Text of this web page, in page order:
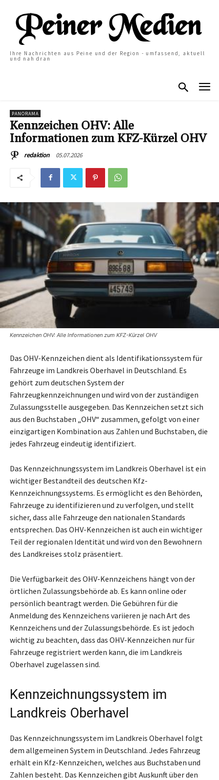
Ihre Nachrichten aus Peine und der Region - umfassend, aktuell
und nah dran
PANORAMA
Kennzeichen OHV: Alle
Informationen zum KFZ-Kürzel OHV
redaktion 05.07.2026
Kennzeichen OHV: Alle Informationen zum KFZ-Kürzel OHV
Das OHV-Kennzeichen dient als Identifikationssystem für
Fahrzeuge im Landkreis Oberhavel in Deutschland. Es
gehört zum deutschen System der
Fahrzeugkennzeichnungen und wird von der zuständigen
Zulassungsstelle ausgegeben. Das Kennzeichen setzt sich
aus den Buchstaben „OHV“ zusammen, gefolgt von einer
einzigartigen Kombination aus Zahlen und Buchstaben, die
jedes Fahrzeug eindeutig identifiziert.
Das Kennzeichnungssystem im Landkreis Oberhavel ist ein
wichtiger Bestandteil des deutschen Kfz-
Kennzeichnungssystems. Es ermöglicht es den Behörden,
Fahrzeuge zu identifizieren und zu verfolgen, und stellt
sicher, dass alle Fahrzeuge den nationalen Standards
entsprechen. Das OHV-Kennzeichen ist auch ein wichtiger
Teil der regionalen Identität und wird von den Bewohnern
des Landkreises stolz präsentiert.
Die Verfügbarkeit des OHV-Kennzeichens hängt von der
örtlichen Zulassungsbehörde ab. Es kann online oder
persönlich beantragt werden. Die Gebühren für die
Anmeldung des Kennzeichens variieren je nach Art des
Kennzeichens und der Zulassungsbehörde. Es ist jedoch
wichtig zu beachten, dass das OHV-Kennzeichen nur für
Fahrzeuge registriert werden kann, die im Landkreis
Oberhavel zugelassen sind.
Kennzeichnungssystem im
Landkreis Oberhavel
Das Kennzeichnungssystem im Landkreis Oberhavel folgt
dem allgemeinen System in Deutschland. Jedes Fahrzeug
erhält ein Kfz-Kennzeichen, welches aus Buchstaben und
Zahlen besteht. Das Kennzeichen gibt Auskunft über den